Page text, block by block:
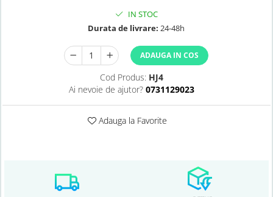
IN STOC
Durata de livrare: 24-48h
ADAUGA IN COS
Cod Produs: HJ4
Ai nevoie de ajutor? 0731129023
Adauga la Favorite